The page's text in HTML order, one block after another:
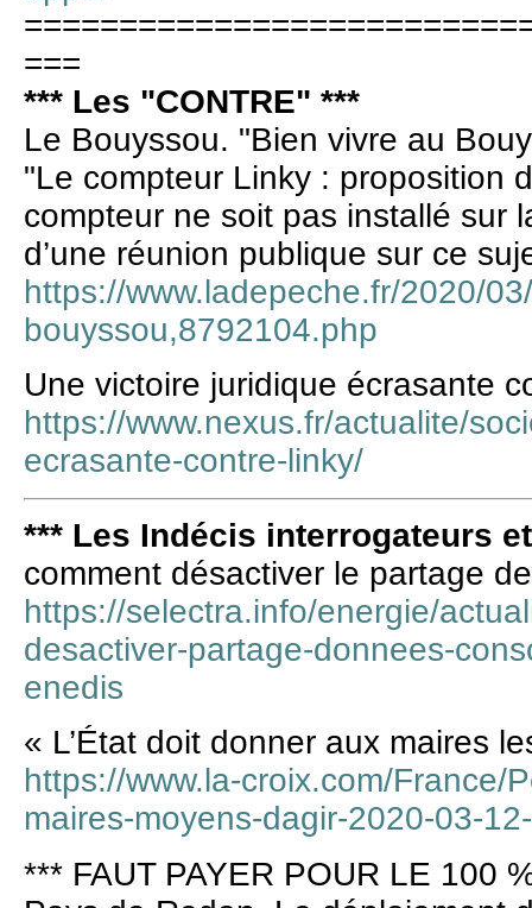
===
*** Les "CONTRE" ***
Le Bouyssou. "Bien vivre au
"Le compteur Linky : proposition
compteur ne soit pas installé sur
d’une réunion publique sur ce
https://www.ladepeche.fr/2020/
bouyssou,8792104.php
Une victoire juridique écrasante
https://www.nexus.fr/actualite/
ecrasante-contre-linky/
*** Les Indécis interrogateurs
comment désactiver le partage
https://selectra.info/energie/
desactiver-partage-donnees-
enedis
« L’État doit donner aux maires
https://www.la-croix.com/France/
maires-moyens-dagir-2020-03-
*** FAUT PAYER POUR LE 100